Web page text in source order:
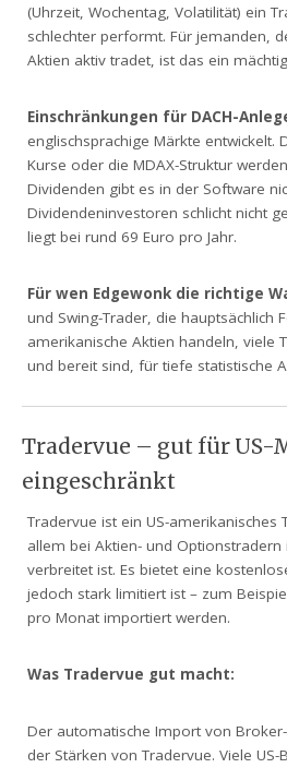
(Uhrzeit, Wochentag, Volatilität) ein
schlechter performt. Für jemanden,
Aktien aktiv tradet, ist das ein
Einschränkungen für DACH-
englischsprachige Märkte entwickelt.
Kurse oder die MDAX-Struktur
Dividenden gibt es in der Software
Dividendeninvestoren schlicht nicht
liegt bei rund 69 Euro pro Jahr.
Für wen Edgewonk die richtige
und Swing-Trader, die hauptsächlich
amerikanische Aktien handeln, viele
und bereit sind, für tiefe statistische
Tradervue – gut für US-
eingeschränkt
Tradervue ist ein US-amerikanisches
allem bei Aktien- und
verbreitet ist. Es bietet eine
jedoch stark limitiert ist – zum
pro Monat importiert werden.
Was Tradervue gut macht:
Der automatische Import von
der Stärken von Tradervue. Viele